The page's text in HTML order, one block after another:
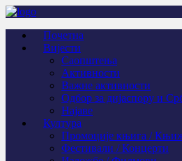
Почетна
Вијести
Саопштења
Активности
Важне активности
Одбор за дијаспору и
Најаве
Култура
Промоције књига /
Фестивали / Концерти